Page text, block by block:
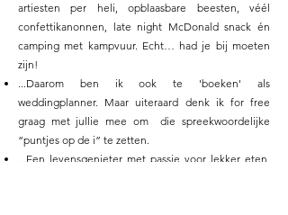
artiesten per heli, opblaasbare beesten, véél
confettikanonnen, late night McDonald snack én
camping met kampvuur. Echt… had je bij moeten
zijn!
...Daarom ben ik ook te 'boeken' als
weddingplanner. Maar uiteraard denk ik for free
graag met jullie mee om die spreekwoordelijke
“puntjes op de i” te zetten.
...Een levensgenieter met passie voor lekker eten,